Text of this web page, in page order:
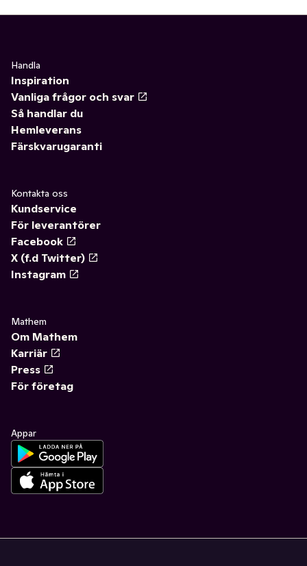
Handla
Inspiration
Vanliga frågor och svar
Så handlar du
Hemleverans
Färskvarugaranti
Kontakta oss
Kundservice
För leverantörer
Facebook
X (f.d Twitter)
Instagram
Mathem
Om Mathem
Karriär
Press
För företag
Appar